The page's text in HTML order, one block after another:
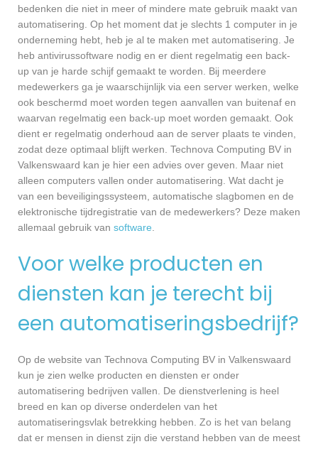
bedenken die niet in meer of mindere mate gebruik maakt van
automatisering. Op het moment dat je slechts 1 computer in je
onderneming hebt, heb je al te maken met automatisering. Je
heb antivirussoftware nodig en er dient regelmatig een back-
up van je harde schijf gemaakt te worden. Bij meerdere
medewerkers ga je waarschijnlijk via een server werken, welke
ook beschermd moet worden tegen aanvallen van buitenaf en
waarvan regelmatig een back-up moet worden gemaakt. Ook
dient er regelmatig onderhoud aan de server plaats te vinden,
zodat deze optimaal blijft werken. Technova Computing BV in
Valkenswaard kan je hier een advies over geven. Maar niet
alleen computers vallen onder automatisering. Wat dacht je
van een beveiligingssysteem, automatische slagbomen en de
elektronische tijdregistratie van de medewerkers? Deze maken
allemaal gebruik van software
Voor welke producten en
diensten kan je terecht bij
een automatiseringsbedrijf?
Op de website van Technova Computing BV in Valkenswaard
kun je zien welke producten en diensten er onder
automatisering bedrijven vallen. De dienstverlening is heel
breed en kan op diverse onderdelen van het
automatiseringsvlak betrekking hebben. Zo is het van belang
dat er mensen in dienst zijn die verstand hebben van de meest